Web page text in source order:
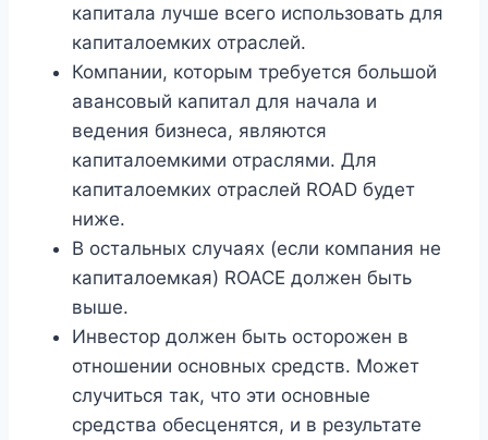
капитала лучше всего использовать для
капиталоемких отраслей.
Компании, которым требуется большой
авансовый капитал для начала и
ведения бизнеса, являются
капиталоемкими отраслями. Для
капиталоемких отраслей ROAD будет
ниже.
В остальных случаях (если компания не
капиталоемкая) ROACE должен быть
выше.
Инвестор должен быть осторожен в
отношении основных средств. Может
случиться так, что эти основные
средства обесценятся, и в результате